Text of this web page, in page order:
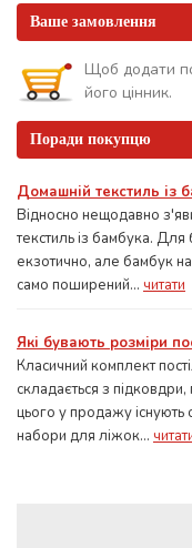
Ваше замовлення
Щоб додати
його цінник.
Поради покупцю
Домашній текстиль із
Відносно нещодавно
текстиль із бамбука. Для
екзотично, але бамбук на
само поширений... читати
Які бувають розміри
Класичний комплект
складається з
цього у продажу існують
набори для ліжок...